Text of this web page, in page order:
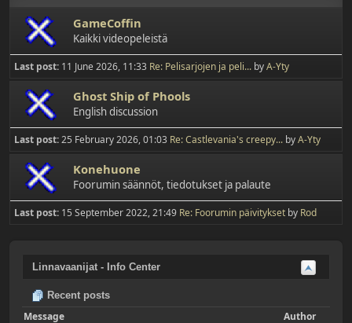
GameCoffin
Kaikki videopeleistä
Last post: 11 June 2026, 11:33 Re: Pelisarjojen ja peli... byA-Yty
Ghost Ship of Phools
English discussion
Last post:25 February 2026, 01:03 Re: Castlevania's creepy... byA-Yty
Konehuone
Foorumin säännöt, tiedotukset ja palaute
Last post: 15 September 2022, 21:49 Re: Foorumin päivitykset by Rod
Linnavaanijat - Info Center
Recent posts
Message Author